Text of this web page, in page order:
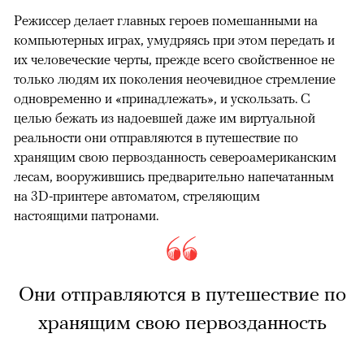
Режиссер делает главных героев помешанными на
компьютерных играх, умудряясь при этом передать и
их человеческие черты, прежде всего свойственное не
только людям их поколения неочевидное стремление
одновременно и «принадлежать», и ускользать. С
целью бежать из надоевшей даже им виртуальной
реальности они отправляются в путешествие по
хранящим свою первозданность североамериканским
лесам, вооружившись предварительно напечатанным
на 3D-принтере автоматом, стреляющим
настоящими патронами.
Они отправляются в путешествие по
хранящим свою первозданность